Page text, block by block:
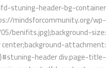
stuning-header-bg-container
mindsforcommunity.org/wp-
benifits.jpg);background-size:
attachment:
header div.page-title-